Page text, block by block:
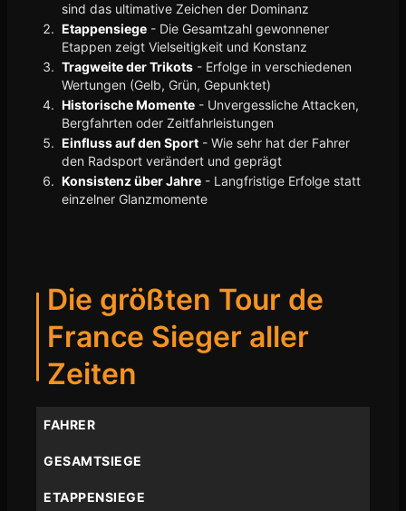
sind das ultimative Zeichen der Dominanz
Etappensiege - Die Gesamtzahl gewonnener
Etappen zeigt Vielseitigkeit und Konstanz
Tragweite der Trikots - Erfolge in verschiedenen
Wertungen (Gelb, Grün, Gepunktet)
Historische Momente - Unvergessliche Attacken,
Bergfahrten oder Zeitfahrleistungen
Einfluss auf den Sport - Wie sehr hat der Fahrer
den Radsport verändert und geprägt
Konsistenz über Jahre - Langfristige Erfolge statt
einzelner Glanzmomente
Die größten Tour de
France Sieger aller
Zeiten
FAHRER
GESAMTSIEGE
ETAPPENSIEGE